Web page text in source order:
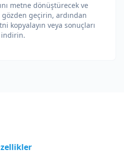
metne dönüştürecek ve
geçirin, ardından
kopyalayın veya sonuçları
indirin.